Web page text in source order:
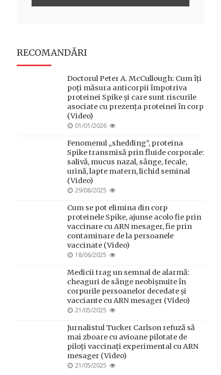
RECOMANDĂRI
Doctorul Peter A. McCullough: Cum îți
poți măsura anticorpii împotriva
proteinei Spike și care sunt riscurile
asociate cu prezența proteinei în corp
(Video)
POSTED
01/01/2026
Fenomenul „shedding”, proteina
Spike transmisă prin fluide corporale:
salivă, mucus nazal, sânge, fecale,
urină, lapte matern, lichid seminal
(Video)
POSTED
29/08/2025
Cum se pot elimina din corp
proteinele Spike, ajunse acolo fie prin
vaccinare cu ARN mesager, fie prin
contaminare de la persoanele
vaccinate (Video)
POSTED
18/06/2025
Medicii trag un semnal de alarmă:
cheaguri de sânge neobișnuite în
corpurile persoanelor decedate și
vacciante cu ARN mesager (Video)
POSTED
21/05/2025
Jurnalistul Tucker Carlson refuză să
mai zboare cu avioane pilotate de
piloți vaccinați experimental cu ARN
mesager (Video)
POSTED
21/05/2025